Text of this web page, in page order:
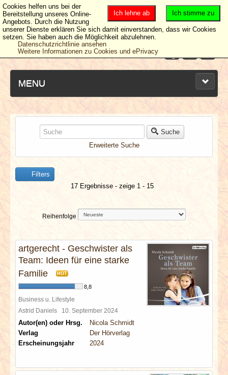
MENU
NEUESTE ARTIKEL
NEWS & DATES
BERICHTE
VERLOSUNGEN
SPECIALS
REDAKTION
LINKS
ARCHIV
Suche
Erweiterte Suche
Filters
17 Ergebnisse - zeige 1 - 15
Reihenfolge
artgerecht - Geschwister als
Team: Ideen für eine starke
Familie
HOT
8,8
Business u. Lifestyle
Astrid Daniels 10. September 2024
Autor(en) oder Hrsg.
Nicola Schmidt
Verlag
Der Hörverlag
Erscheinungsjahr
2024
Ich stimme zu
Ich lehne ab
Cookies helfen uns bei der
Bereitstellung unseres Online-
Angebots. Durch die Nutzung
unserer Dienste erklären Sie sich damit einverstanden, dass wir Cookies
setzen. Sie haben auch die Möglichkeit abzulehnen.
Datenschutzrichtlinie ansehen
Weitere Informationen zu Cookies und ePrivacy